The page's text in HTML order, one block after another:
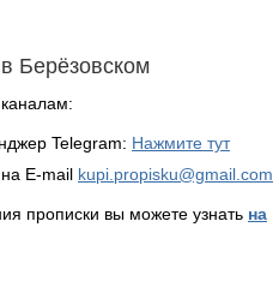
Берёзовском
Telegram: Нажмите тут
E-mail kupi.propisku@gmail.com
прописки вы можете узнать на